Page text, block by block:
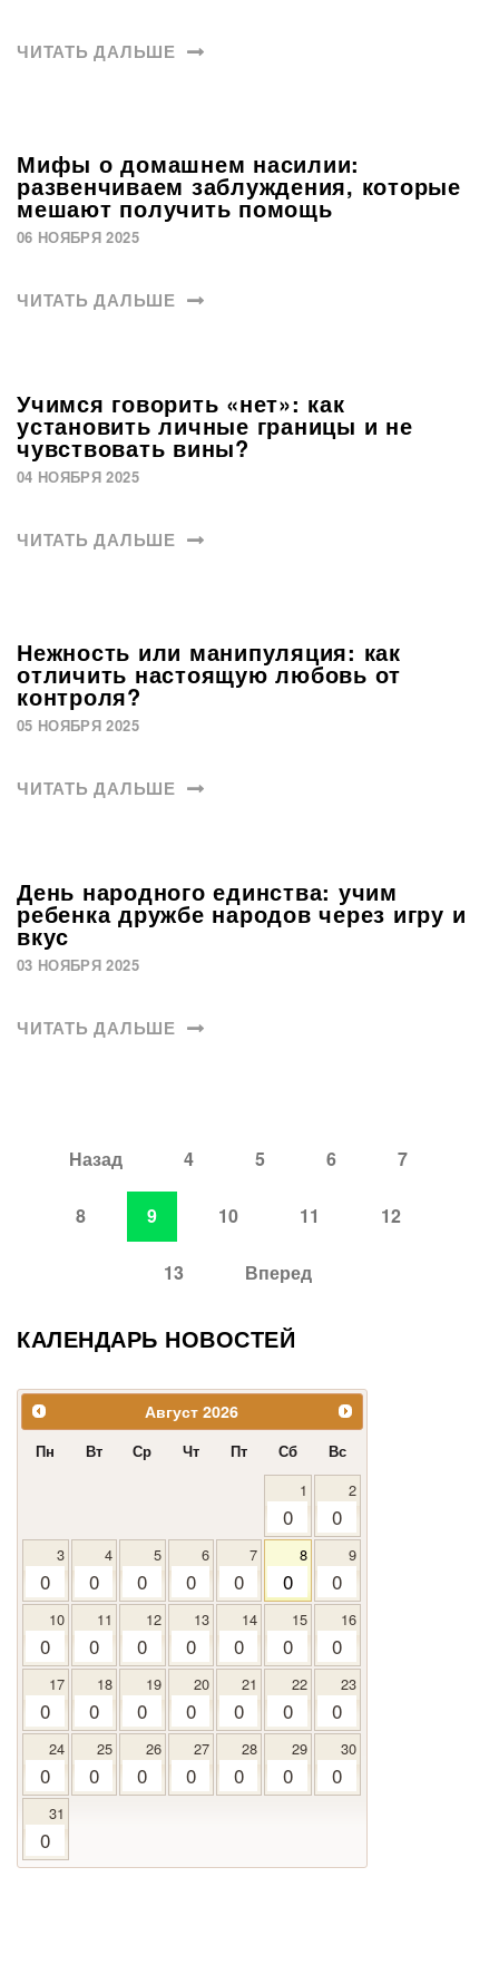
ЧИТАТЬ ДАЛЬШЕ
Мифы о домашнем насилии:
развенчиваем заблуждения, которые
мешают получить помощь
06 НОЯБРЯ 2025
ЧИТАТЬ ДАЛЬШЕ
Учимся говорить «нет»: как
установить личные границы и не
чувствовать вины?
04 НОЯБРЯ 2025
ЧИТАТЬ ДАЛЬШЕ
Нежность или манипуляция: как
отличить настоящую любовь от
контроля?
05 НОЯБРЯ 2025
ЧИТАТЬ ДАЛЬШЕ
День народного единства: учим
ребенка дружбе народов через игру и
вкус
03 НОЯБРЯ 2025
ЧИТАТЬ ДАЛЬШЕ
Назад 4 5 6 7
8 9 10 11 12
13 Вперед
КАЛЕНДАРЬ НОВОСТЕЙ
Август 2026
Пн Вт Ср Чт Пт Сб Вс
1
0
2
0
3
0
4
0
5
0
6
0
7
0
8
0
9
0
10
0
11
0
12
0
13
0
14
0
15
0
16
0
17
0
18
0
19
0
20
0
21
0
22
0
23
0
24
0
25
0
26
0
27
0
28
0
29
0
30
0
31
0